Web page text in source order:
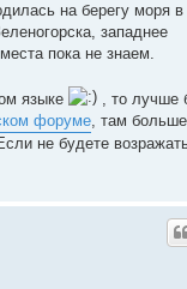
на берегу моря в
западнее
пока не знаем.
языке
, то лучше
форуме, там больше
не будете